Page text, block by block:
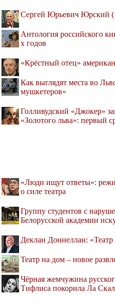
Сергей Юрьевич Юрский
Антология российского
х годов
«Крёстный отец»
Как выглядят места во
мушкетеров»
Голливудский «Джокер»
«Золотого льва»: первый
«Люди ищут ответы»:
о силе театра
Группу студентов с
Белорусской академии
Деклан Доннеллан: «Театр
Театр на дом – новое
Чёрная жемчужина
Тифлиса покорила Ла